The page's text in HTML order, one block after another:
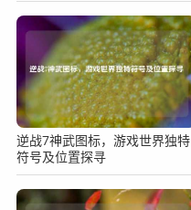
逆战7神武图标，游戏世界独特
符号及位置探寻